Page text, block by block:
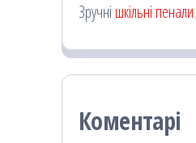
Зручні шкільні пенали
Коментарі